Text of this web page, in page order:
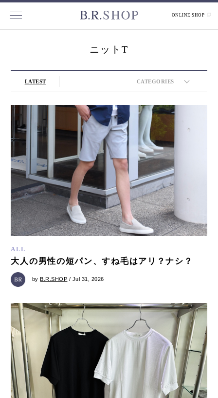
ONLINE SHOP
ニットT
LATEST CATEGORIES
ALL
大人の男性の短パン、すね毛はアリ？ナシ？
by B.R.SHOP / Jul 31, 2026